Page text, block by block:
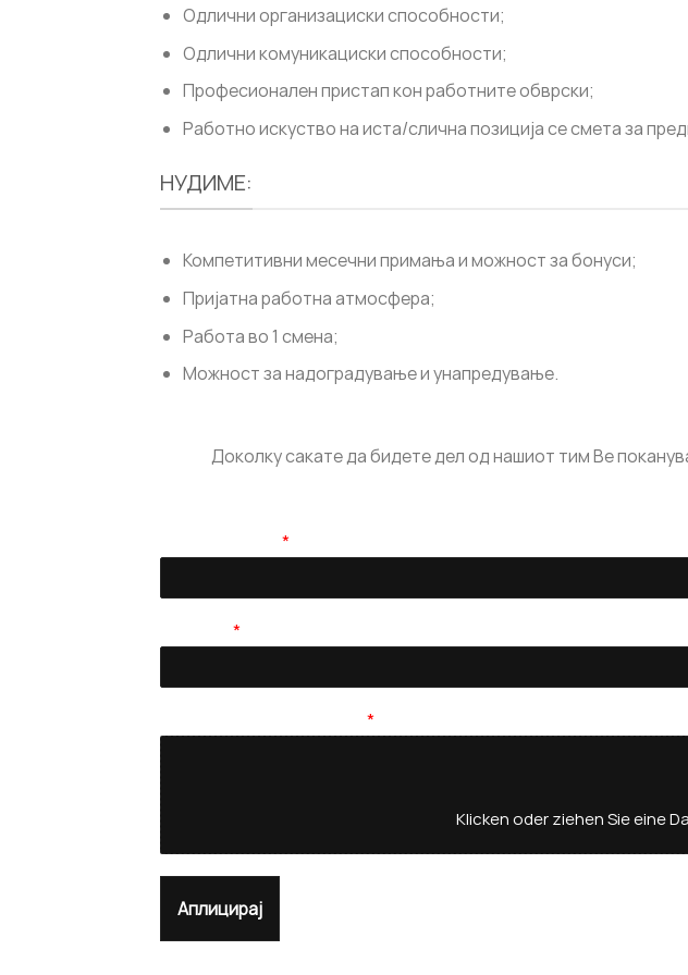
Одлични организациски способности;
Одлични комуникациски способности;
Професионален пристап кон работните обврски;
Работно искуство на иста/слична позиција се смета за
НУДИМЕ:
Компетитивни месечни примања и можност за бонуси;
Пријатна работна атмосфера;
Работа во 1 смена;
Можност за надоградување и унапредување.
Доколку сакате да бидете дел од нашиот тим Ве
*
*
*
Klicken oder ziehen Sie eine
Аплицирај